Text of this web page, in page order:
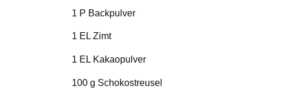
1 P Backpulver
1 EL Zimt
1 EL Kakaopulver
100 g Schokostreusel